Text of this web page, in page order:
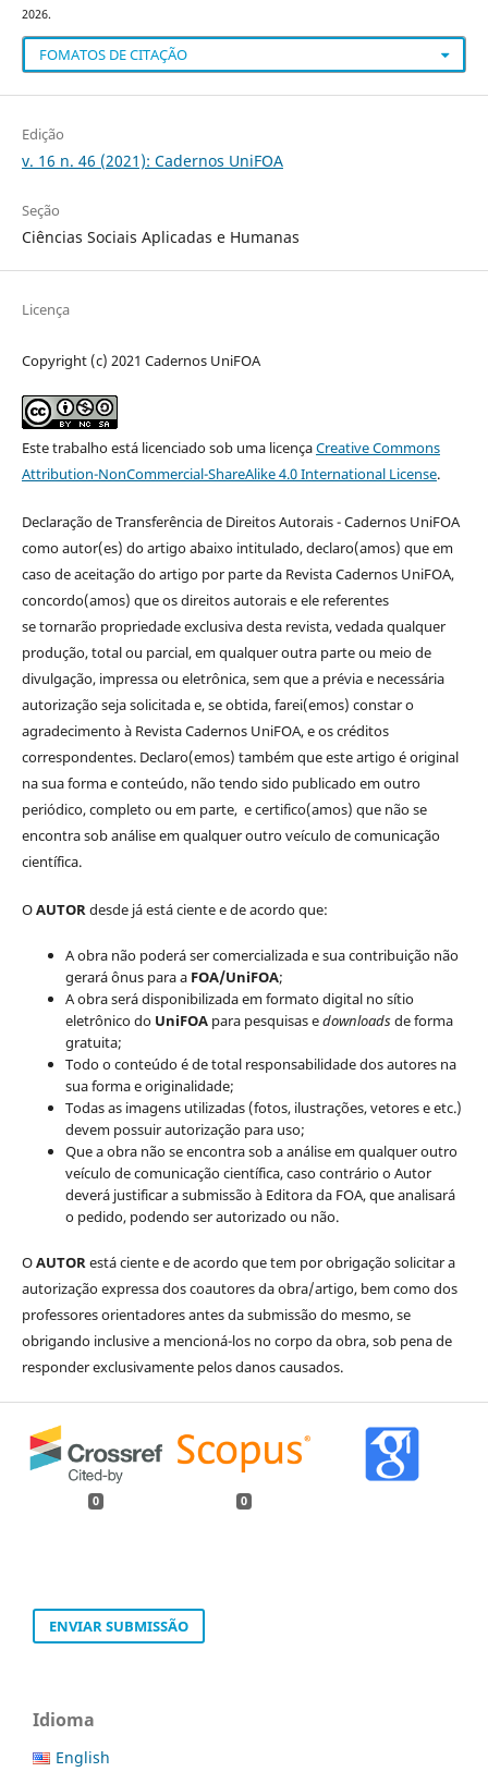
2026.
FOMATOS DE CITAÇÃO
Edição
v. 16 n. 46 (2021): Cadernos UniFOA
Seção
Ciências Sociais Aplicadas e Humanas
Licença
Copyright (c) 2021 Cadernos UniFOA
Este trabalho está licenciado sob uma licençaCreative Commons
Attribution-NonCommercial-ShareAlike 4.0 International License.
Declaração de Transferência de Direitos Autorais - Cadernos UniFOA
como autor(es) do artigo abaixo intitulado, declaro(amos) que em
caso de aceitação do artigo por parte da Revista Cadernos UniFOA,
concordo(amos) que os direitos autorais e ele referentes
se tornarão propriedade exclusiva desta revista, vedada qualquer
produção, total ou parcial, em qualquer outra parte ou meio de
divulgação, impressa ou eletrônica, sem que a prévia e necessária
autorização seja solicitada e, se obtida, farei(emos) constar o
agradecimento à Revista Cadernos UniFOA, e os créditos
correspondentes. Declaro(emos) também que este artigo é original
na sua forma e conteúdo, não tendo sido publicado em outro
periódico, completo ou em parte, e certifico(amos) que não se
encontra sob análise em qualquer outro veículo de comunicação
científica.
OAUTORdesde já está ciente e de acordo que:
A obra não poderá ser comercializada e sua contribuição não
gerará ônus para a FOA/UniFOA;
A obra será disponibilizada em formato digital no sítio
eletrônico do UniFOApara pesquisas edownloadsde forma
gratuita;
Todo o conteúdo é de total responsabilidade dos autores na
sua forma e originalidade;
Todas as imagens utilizadas (fotos, ilustrações, vetores e etc.)
devem possuir autorização para uso;
Que a obra não se encontra sob a análise em qualquer outro
veículo de comunicação científica, caso contrário o Autor
deverá justificar a submissão à Editora da FOA, que analisará
o pedido, podendo ser autorizado ou não.
OAUTORestá ciente e de acordo que tem por obrigação solicitar a
autorização expressa dos coautores da obra/artigo, bem como dos
professores orientadores antes da submissão do mesmo, se
obrigando inclusive a mencioná-los no corpo da obra, sob pena de
responder exclusivamente pelos danos causados.
0 0
ENVIAR SUBMISSÃO
Idioma
English